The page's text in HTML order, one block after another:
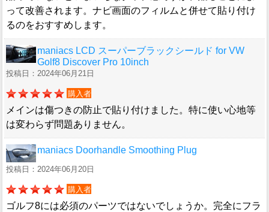
って改善されます。ナビ画面のフィルムと併せて貼り付け
るのをおすすめします。
maniacs LCD スーパーブラックシールド for VW
Golf8 Discover Pro 10inch
投稿日：2024年06月21日
購入者
メインは傷つきの防止で貼り付けました。特に使い心地等
は変わらず問題ありません。
maniacs Doorhandle Smoothing Plug
投稿日：2024年06月20日
購入者
ゴルフ8には必須のパーツではないでしょうか。完全にフラ